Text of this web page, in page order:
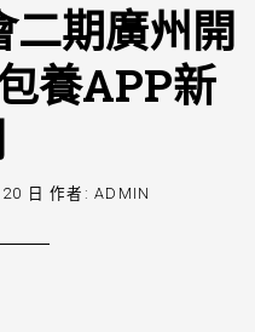
二期廣州開
養APP新
日 作者:ADMIN